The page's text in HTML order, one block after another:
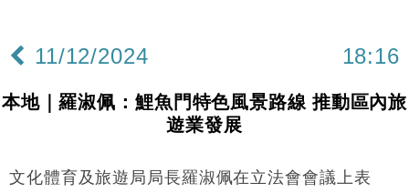
11:30
財經｜精星香港夥菜鳥拓全球智慧倉儲市場 加快海外
14:50
地產｜大酒店中期轉賺2300萬元 斥21億翻新香港及
11/12/2024 18:16
本地｜羅淑佩：鯉魚門特色風景路線 推動區內旅
遊業發展
文化體育及旅遊局局長羅淑佩在立法會會議上表